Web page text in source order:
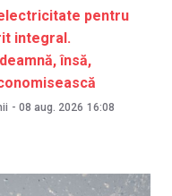
pentru
integral.
însă,
- 08 aug. 2026 16:08